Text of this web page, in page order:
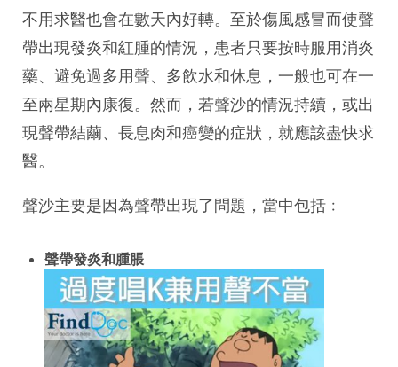
不用求醫也會在數天內好轉。至於傷風感冒而使聲
帶出現發炎和紅腫的情況，患者只要按時服用消炎
藥、避免過多用聲、多飲水和休息，一般也可在一
至兩星期內康復。然而，若聲沙的情況持續，或出
現聲帶結繭、長息肉和癌變的症狀，就應該盡快求
醫。
聲沙主要是因為聲帶出現了問題，當中包括﹕
聲帶發炎和腫脹